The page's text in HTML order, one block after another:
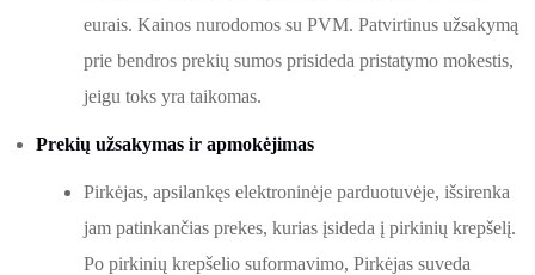
eurais. Kainos nurodomos su PVM. Patvirtinus užsakymą
prie bendros prekių sumos prisideda pristatymo mokestis,
jeigu toks yra taikomas.
Prekių užsakymas ir apmokėjimas
Pirkėjas, apsilankęs elektroninėje parduotuvėje, išsirenka
jam patinkančias prekes, kurias įsideda į pirkinių krepšelį.
Po pirkinių krepšelio suformavimo, Pirkėjas suveda